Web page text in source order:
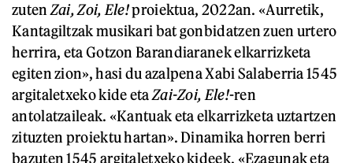
zuten Zai, Zoi, Ele!proiektua, 2022an. «Aurretik,
Kantagiltzak musikari bat gonbidatzen zuen urtero
herrira, eta Gotzon Barandiaranek elkarrizketa
egiten zion», hasi du azalpena Xabi Salaberria 1545
argitaletxeko kide etaZai-Zoi, Ele!-ren
antolatzaileak. «Kantuak eta elkarrizketa uztartzen
zituzten proiektu hartan». Dinamika horren berri
bazuten 1545 argitaletxeko kideek. «Ezagunak eta